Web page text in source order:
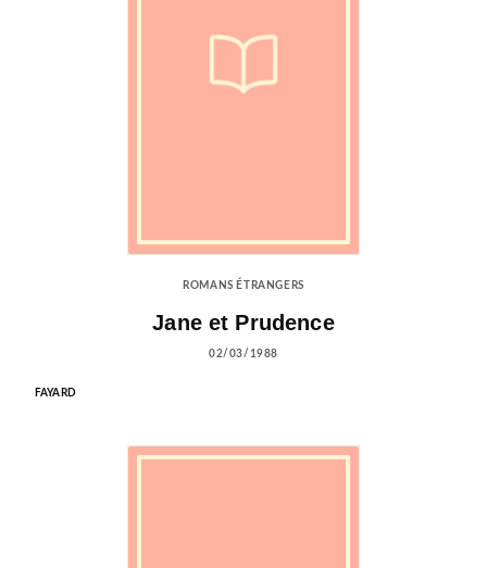
ROMANS ÉTRANGERS
Jane et Prudence
02/03/1988
FAYARD